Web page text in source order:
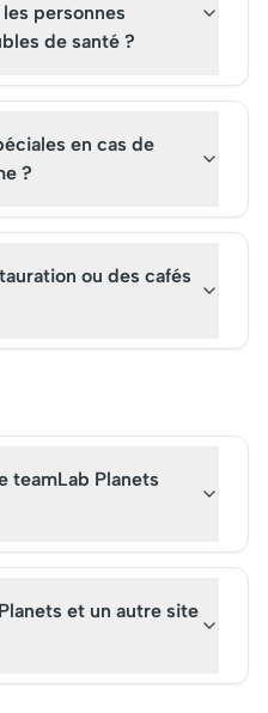
personnes
de santé ?
en cas de
?
ou des cafés
teamLab Planets
et un autre site